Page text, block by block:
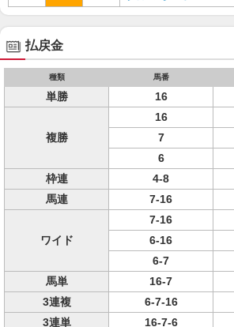
払戻金
種類 馬番
単勝 16
複勝
16
7
6
枠連
4-8
馬連
7-16
ワイド
7-16
6-16
6-7
馬単
16-7
3連複
6-7-16
3連単
16-7-6